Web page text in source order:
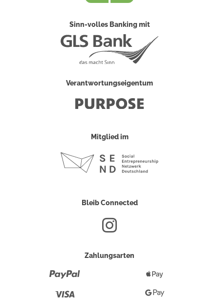
Sinn-volles Banking mit
Verantwortungseigentum
Mitglied im
Bleib Connected
Zahlungsarten
Pay
Google